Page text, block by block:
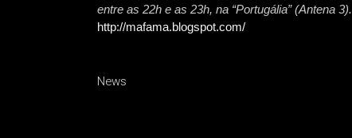
entre as 22h e as 23h, na “Portugália” (Antena 3).
http://mafama.blogspot.com/
News